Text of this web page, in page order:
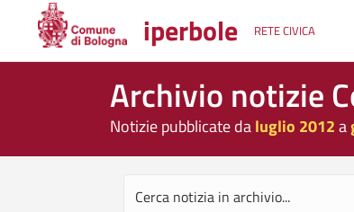
iperbole RETE CIVICA
Archivio notizie
Notizie pubblicate daluglio 2012a